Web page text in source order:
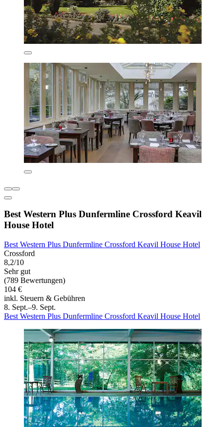
Best Western Plus Dunfermline Crossford Keavil
House Hotel
Best Western Plus Dunfermline Crossford Keavil House Hotel
Crossford
8,2/10
Sehr gut
(789 Bewertungen)
104 €
inkl. Steuern & Gebühren
8. Sept.–9. Sept.
Best Western Plus Dunfermline Crossford Keavil House Hotel